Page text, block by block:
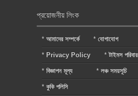
প্রয়োজনীয় লিংক
* আমাদের সম্পর্কে * যোগাযোগ
* Privacy Policy *টাইমস পরিবার
* বিজ্ঞাপন মূল্য * লঞ্চ সময়সূচি
* কুকি পলিসি